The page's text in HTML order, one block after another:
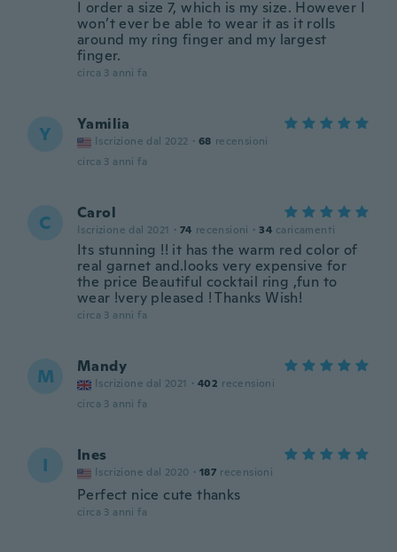
I order a size 7, which is my size. However I
won’t ever be able to wear it as it rolls
around my ring finger and my largest
finger.
circa 3 anni fa
Y Yamilia
Iscrizione dal 2022 · 68 recensioni
circa 3 anni fa
C Carol
Iscrizione dal 2021 · 74 recensioni · 34 caricamenti
Its stunning !! it has the warm red color of
real garnet and.looks very expensive for
the price Beautiful cocktail ring ,fun to
wear !very pleased ! Thanks Wish!
circa 3 anni fa
M Mandy
Iscrizione dal 2021 · 402 recensioni
circa 3 anni fa
I Ines
Iscrizione dal 2020 · 187 recensioni
Perfect nice cute thanks
circa 3 anni fa